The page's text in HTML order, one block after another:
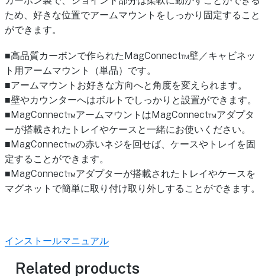
ため、好きな位置でアームマウントをしっかり固定すること
ができます。
■高品質カーボンで作られたMagConnect™壁／キャビネッ
ト用アームマウント（単品）です。
■アームマウントお好きな方向へと角度を変えられます。
■壁やカウンターへはボルトでしっかりと設置ができます。
■MagConnect™アームマウントはMagConnect™アダプタ
ーが搭載されたトレイやケースと一緒にお使いください。
■MagConnect™の赤いネジを回せば、ケースやトレイを固
定することができます。
■MagConnect™アダプターが搭載されたトレイやケースを
マグネットで簡単に取り付け取り外しすることができます。
インストールマニュアル
Related products